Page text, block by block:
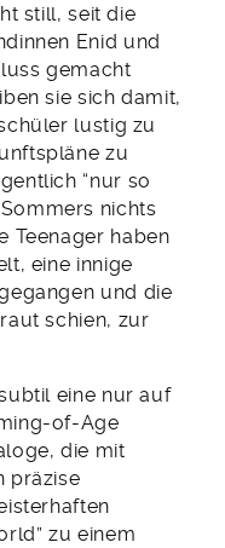
still, seit die
Enid und
gemacht
sie sich damit,
lustig zu
zu
“nur so
nichts
Teenager haben
eine innige
und die
schien, zur
eine nur auf
of-Age
die mit
präzise
zu einem